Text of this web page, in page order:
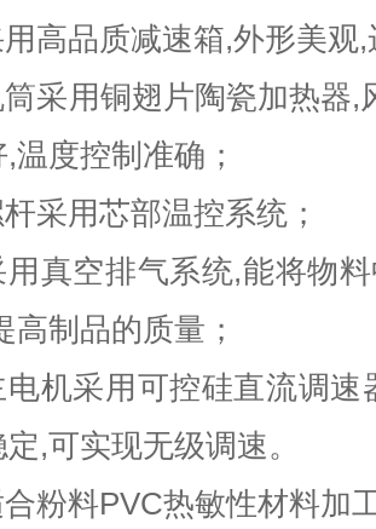
品质减速箱,外形美观,
用铜翅片陶瓷加热器,
温度控制准确；
用芯部温控系统；
空排气系统,能将物料
高制品的质量；
采用可控硅直流调速
,可实现无级调速。
料PVC热敏性材料加